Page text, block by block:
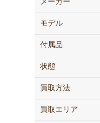
メーカー
モデル
付属品
状態
買取方法
買取エリア